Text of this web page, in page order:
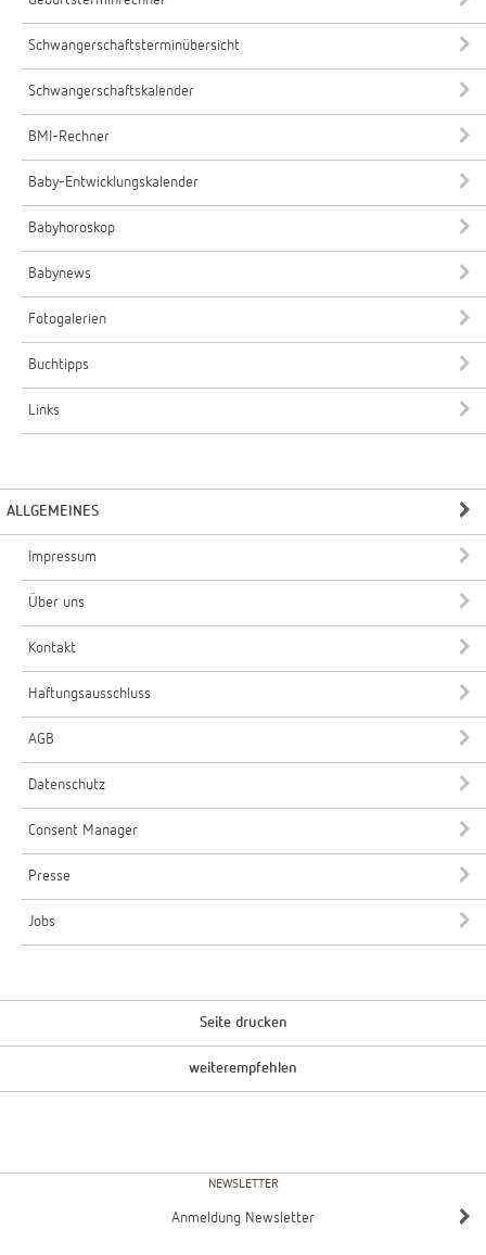
Schwangerschaftsterminübersicht
Schwangerschaftskalender
BMI-Rechner
Baby-Entwicklungskalender
Babyhoroskop
Babynews
Fotogalerien
Buchtipps
Links
ALLGEMEINES
Impressum
Über uns
Kontakt
Haftungsausschluss
AGB
Datenschutz
Consent Manager
Presse
Jobs
Seite drucken
weiterempfehlen
NEWSLETTER
Anmeldung Newsletter